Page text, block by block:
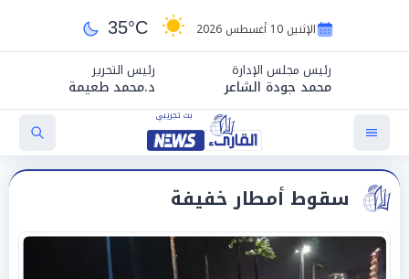
الإثنين 10 أغسطس 2026 35°C
رئيس مجلس الإدارة
محمد جودة الشاعر
رئيس التحرير
د.محمد طعيمة
سقوط أمطار خفيفة